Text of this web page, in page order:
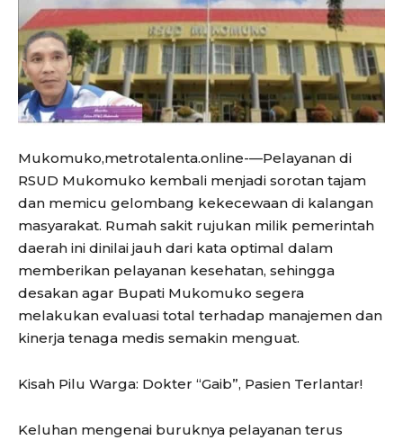
Mukomuko,metrotalenta.online-—Pelayanan di
RSUD Mukomuko kembali menjadi sorotan tajam
dan memicu gelombang kekecewaan di kalangan
masyarakat. Rumah sakit rujukan milik pemerintah
daerah ini dinilai jauh dari kata optimal dalam
memberikan pelayanan kesehatan, sehingga
desakan agar Bupati Mukomuko segera
melakukan evaluasi total terhadap manajemen dan
kinerja tenaga medis semakin menguat.
Kisah Pilu Warga: Dokter “Gaib”, Pasien Terlantar!
Keluhan mengenai buruknya pelayanan terus